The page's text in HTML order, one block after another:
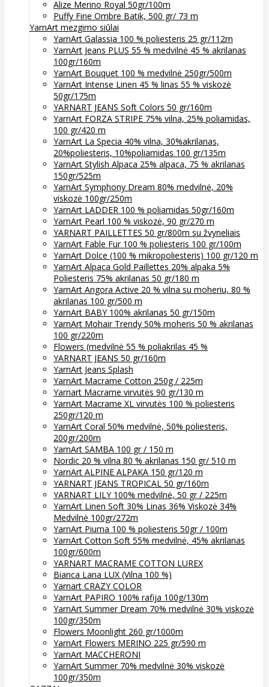
Alize Merino Royal 50gr/100m
Puffy Fine Ombre Batik, 500 gr/ 73 m
YarnArt mezgimo siūlai
YarnArt Galassia 100 % poliesteris 25 gr/112m
YarnArt Jeans PLUS 55 % medvilnė 45 % akrilanas
100gr/160m
YarnArt Bouquet 100 % medvilnė 250gr/500m
YarnArt Intense Linen 45 % linas 55 % viskozė
50gr/175m
YARNART JEANS Soft Colors 50 gr/160m
YarnArt FORZA STRIPE 75% vilna, 25% poliamidas,
100 gr/420 m
YarnArt La Specia 40% vilna, 30%akrilanas,
20%poliesteris, 10%poliamidas 100 gr/135m
YarnArt Stylish Alpaca 25% alpaca, 75 % akrilanas
150gr/525m
YarnArt Symphony Dream 80% medvilnė, 20%
viskozė 100gr/250m
YarnArt LADDER 100 % poliamidas 50gr/160m
YarnArt Pearl 100 % viskozė, 90 gr/270 m
YARNART PAILLETTES 50 gr/800m su žvyneliais
YarnArt Fable Fur 100 % poliesteris 100 gr/100m
YarnArt Dolce (100 % mikropoliesteris) 100 gr/120 m
YarnArt Alpaca Gold Paillettes 20% alpaka 5%
Poliesteris 75% akrilanas 50 gr/180 m
YarnArt Angora Active 20 % vilna su moheriu, 80 %
akrilanas 100 gr/500 m
YarnArt BABY 100% akrilanas 50 gr/150m
YarnArt Mohair Trendy 50% moheris 50 % akrilanas
100 gr/220m
Flowers (medvilnė 55 % poliakrilas 45 %
YARNART JEANS 50 gr/160m
YarnArt Jeans Splash
YarnArt Macrame Cotton 250g / 225m
Yarnart Macrame virvutės 90 gr/130 m
YarnArt Macrame XL virvutės 100 % poliesteris
250gr/120 m
YarnArt Coral 50% medvilnė, 50% poliesteris,
200gr/200m
YarnArt SAMBA 100 gr / 150 m
Nordic 20 % vilna 80 % akrilanas 150 gr/ 510 m
YarnArt ALPINE ALPAKA 150 gr/120 m
YARNART JEANS TROPICAL 50 gr/160m
YARNART LILY 100% medvilnė, 50 gr / 225m
YarnArt Linen Soft 30% Linas 36% Viskozė 34%
Medvilnė 100gr/272m
YarnArt Piuma 100 % poliesteris 50gr / 100m
YarnArt Cotton Soft 55% medvilnė, 45% akrilanas
100gr/600m
YARNART MACRAME COTTON LUREX
Bianca Lana LUX (Vilna 100 %)
Yarnart CRAZY COLOR
YarnArt PAPIRO 100% rafija 100g/130m
YarnArt Summer Dream 70% medvilnė 30% viskozė
100gr/350m
Flowers Moonlight 260 gr/1000m
YarnArt Flowers MERINO 225 gr/590 m
YarnArt MACCHERONI
YarnArt Summer 70% medvilnė 30% viskozė
100gr/350m